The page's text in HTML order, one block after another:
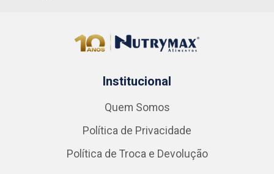
Institucional
Quem Somos
Política de Privacidade
Política de Troca e Devolução